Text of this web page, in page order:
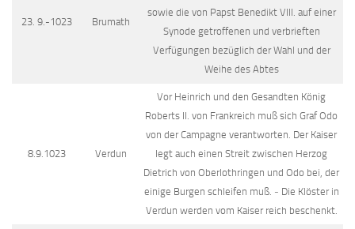
23. 9.-1023 Brumath
sowie die von Papst Benedikt VIII. auf einer
Synode getroffenen und verbrieften
Verfügungen bezüglich der Wahl und der
Weihe des Abtes
8.9.1023 Verdun
Vor Heinrich und den Gesandten König
Roberts II. von Frankreich muß sich Graf Odo
von der Campagne verantworten. Der Kaiser
legt auch einen Streit zwischen Herzog
Dietrich von Oberlothringen und Odo bei, der
einige Burgen schleifen muß. ‒ Die Klöster in
Verdun werden vom Kaiser reich beschenkt.